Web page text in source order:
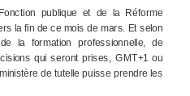
publique et de la Réforme
la fin de ce mois de mars. Et selon
la formation professionnelle, de
qui seront prises, GMT+1 ou
de tutelle puisse prendre les